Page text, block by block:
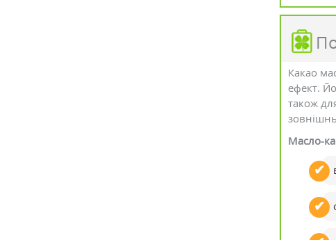
Какао
ефект.
також
Масло-